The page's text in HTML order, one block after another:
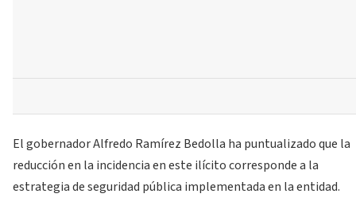
El gobernador Alfredo Ramírez Bedolla ha puntualizado que la
reducción en la incidencia en este ilícito corresponde a la
estrategia de seguridad pública implementada en la entidad.